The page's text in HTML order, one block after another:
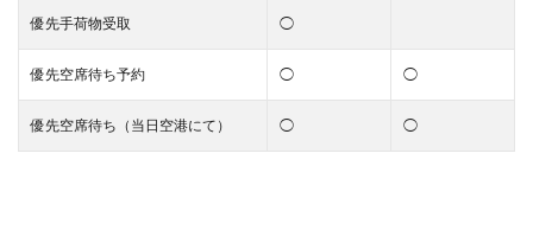
優先手荷物受取 ◯
優先空席待ち予約 ◯ ◯
優先空席待ち（当日空港にて） ◯ ◯